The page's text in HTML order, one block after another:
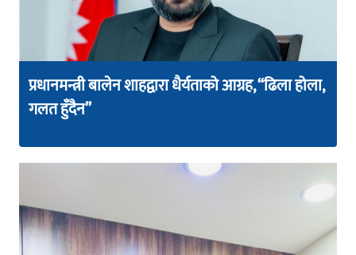
प्रधानमन्त्री बालेन शाहद्वारा धैर्यताको आग्रह, “ढिला होला,
गलत हुँदैन”